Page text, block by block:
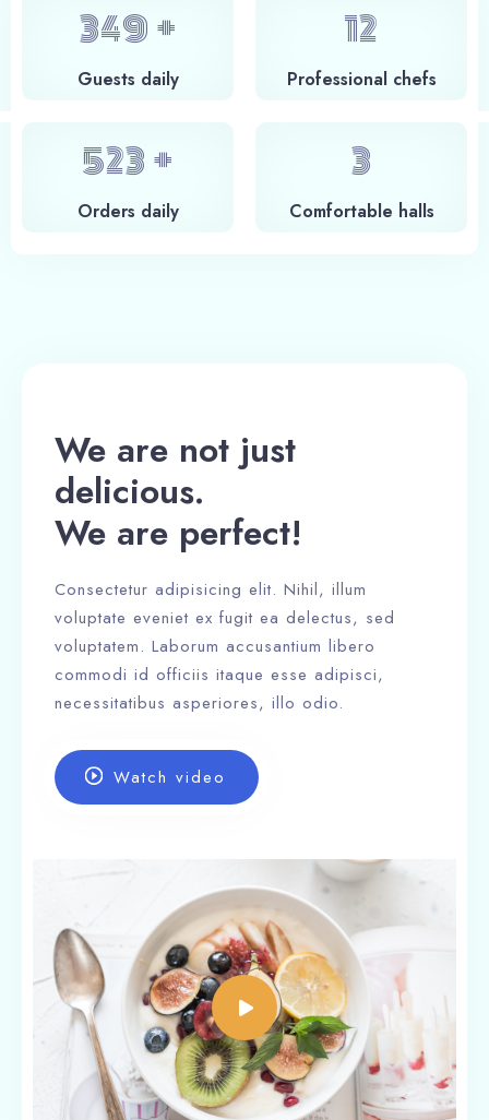
400 +
Guests daily
14
Professional chefs
600+
Orders daily
4
Сomfortable halls
We are not just
delicious.
We are perfect!
Consectetur adipisicing elit. Nihil, illum
voluptate eveniet ex fugit ea delectus, sed
voluptatem. Laborum accusantium libero
commodi id officiis itaque esse adipisci,
necessitatibus asperiores, illo odio.
Watch video
Check-in